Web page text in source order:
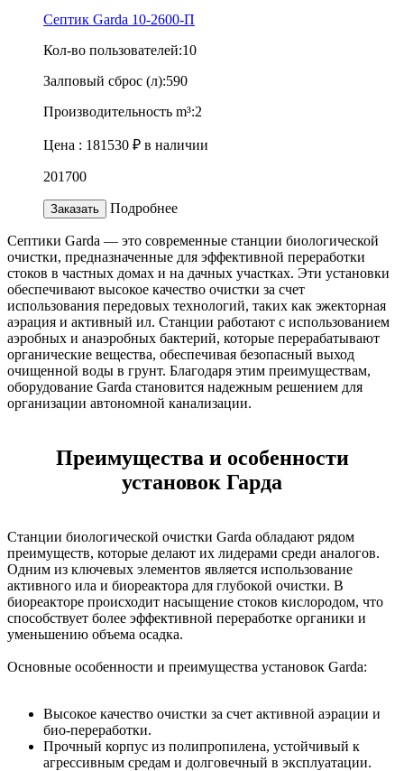
Септик Garda 10-2600-П
Кол-во пользователей:10
Залповый сброс (л):590
Производительность m³:2
Цена : 181530 ₽ в наличии
201700
Заказать Подробнее
Септики Garda — это современные станции биологической
очистки, предназначенные для эффективной переработки
стоков в частных домах и на дачных участках. Эти установки
обеспечивают высокое качество очистки за счет
использования передовых технологий, таких как эжекторная
аэрация и активный ил. Станции работают с использованием
аэробных и анаэробных бактерий, которые перерабатывают
органические вещества, обеспечивая безопасный выход
очищенной воды в грунт. Благодаря этим преимуществам,
оборудование Garda становится надежным решением для
организации автономной канализации.
Преимущества и особенности
установок Гарда
Станции биологической очистки Garda обладают рядом
преимуществ, которые делают их лидерами среди аналогов.
Одним из ключевых элементов является использование
активного ила и биореактора для глубокой очистки. В
биореакторе происходит насыщение стоков кислородом, что
способствует более эффективной переработке органики и
уменьшению объема осадка.
Основные особенности и преимущества установок Garda:
Высокое качество очистки за счет активной аэрации и
био-переработки.
Прочный корпус из полипропилена, устойчивый к
агрессивным средам и долговечный в эксплуатации.